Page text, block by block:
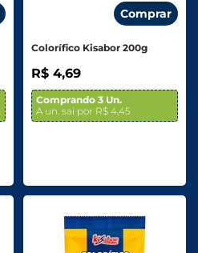
Comprar
Colorífico Kisabor 200g
R$ 4,69
Comprando 3 Un.
A un. sai por R$ 4,45